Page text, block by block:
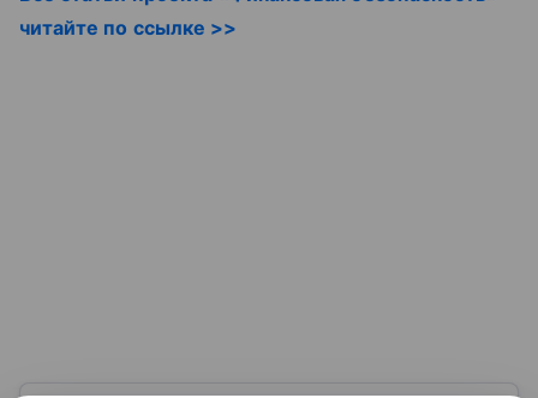
читайте по ссылке >>